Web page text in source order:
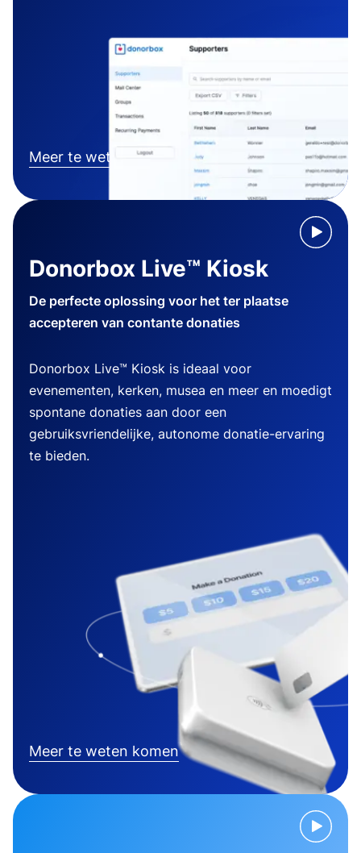
Meer te weten komen
Donorbox Live™ Kiosk
De perfecte oplossing voor het ter plaatse
accepteren van contante donaties
Donorbox Live™ Kiosk is ideaal voor
evenementen, kerken, musea en meer en moedigt
spontane donaties aan door een
gebruiksvriendelijke, autonome donatie-ervaring
te bieden.
Meer te weten komen